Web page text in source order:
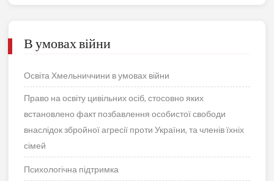
В умовах війни
Освіта Хмельниччини в умовах війни
Право на освіту цивільних осіб, стосовно яких
встановлено факт позбавлення особистої свободи
внаслідок збройної агресії проти України, та членів їхніх
сімей
Психологічна підтримка